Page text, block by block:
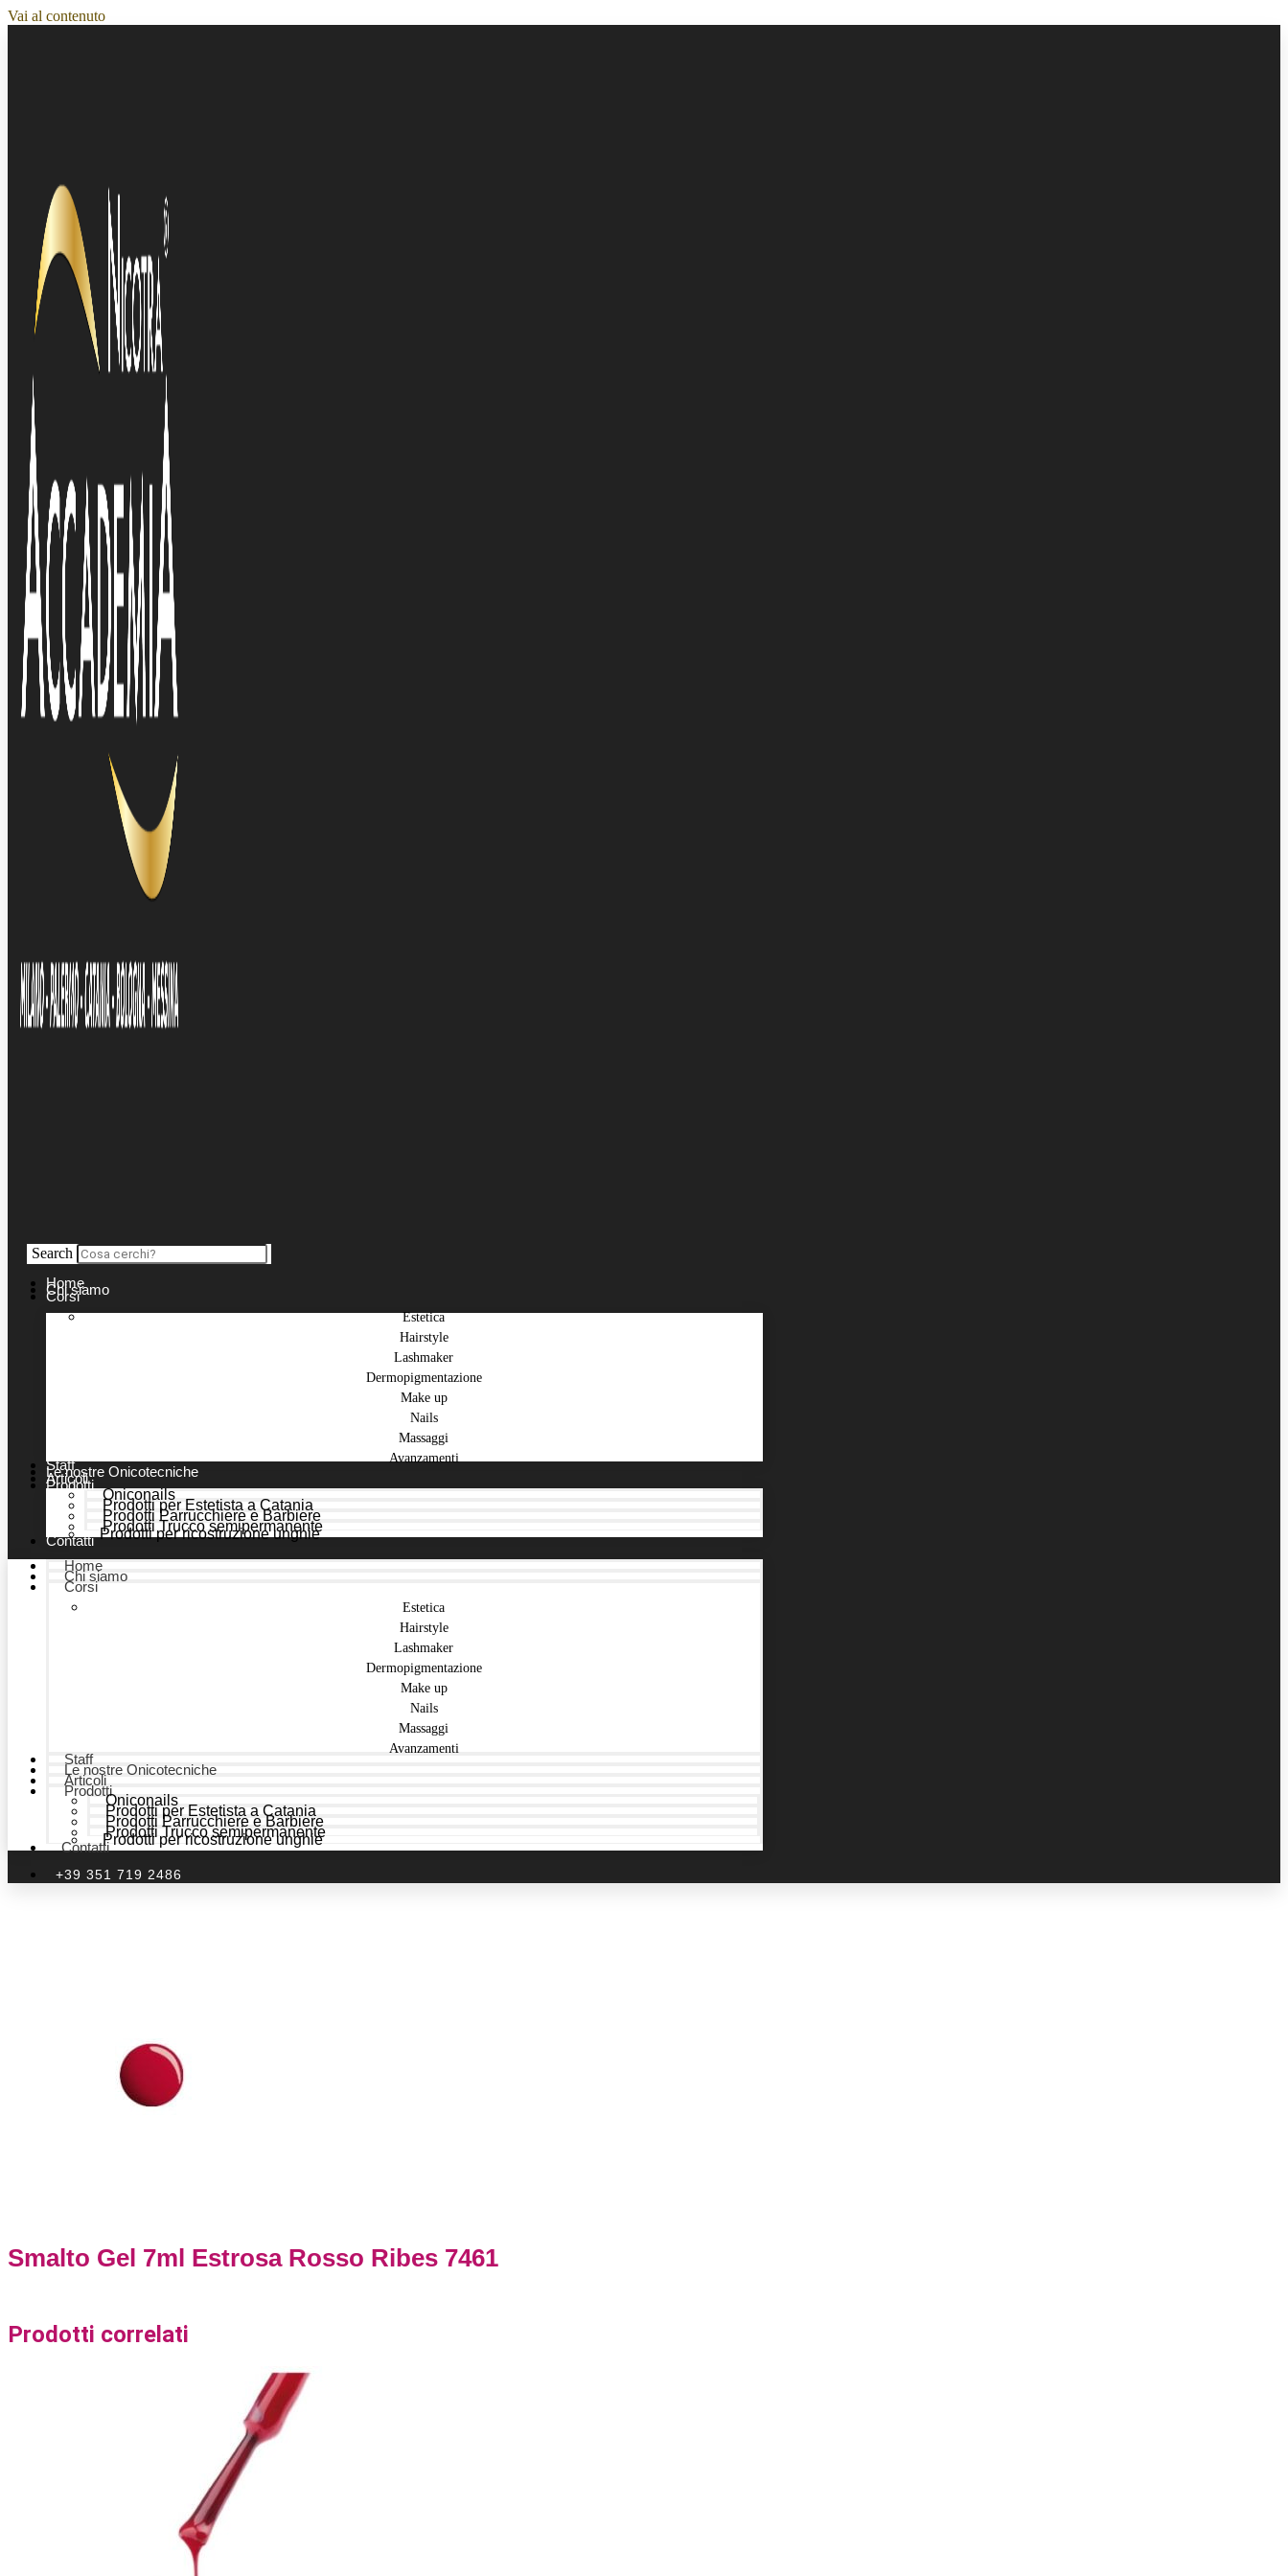
Vai al contenuto
Search
Home
Chi siamo
Corsi
Estetica
Hairstyle
Lashmaker
Dermopigmentazione
Make up
Nails
Massaggi
Avanzamenti
Staff
Le nostre Onicotecniche
Articoli
Prodotti
Oniconails
Prodotti per Estetista a Catania
Prodotti Parrucchiere e Barbiere
Prodotti Trucco semipermanente
Prodotti per ricostruzione unghie
Contatti
Home
Chi siamo
Corsi
Estetica
Hairstyle
Lashmaker
Dermopigmentazione
Make up
Nails
Massaggi
Avanzamenti
Staff
Le nostre Onicotecniche
Articoli
Prodotti
Oniconails
Prodotti per Estetista a Catania
Prodotti Parrucchiere e Barbiere
Prodotti Trucco semipermanente
Prodotti per ricostruzione unghie
Contatti
+39 351 719 2486
Smalto Gel 7ml Estrosa Rosso Ribes 7461
Prodotti correlati